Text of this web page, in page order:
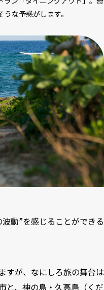
な予感がします。
動”を感じることができる
すが、なにしろ旅の舞台は
と、神の島・久高島（くだ